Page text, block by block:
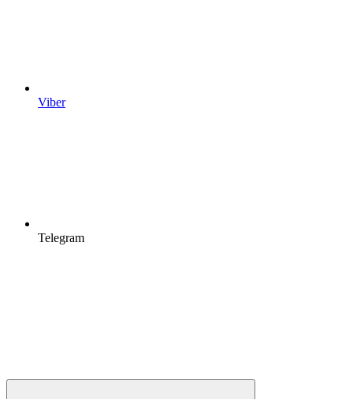
Viber
Telegram